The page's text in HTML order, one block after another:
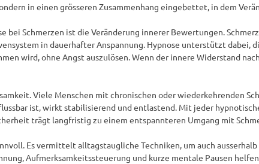
in einen grösseren Zusammenhang eingebettet, in dem
bei Schmerzen ist die Veränderung innerer Bewertungen.
in dauerhafter Anspannung. Hypnose unterstützt dabei,
wird, ohne Angst auszulösen. Wenn der innere Widerstand
Viele Menschen mit chronischen oder wiederkehrenden
ist, wirkt stabilisierend und entlastend. Mit jeder
trägt langfristig zu einem entspannteren Umgang mit
Es vermittelt alltagstaugliche Techniken, um auch
Aufmerksamkeitssteuerung und kurze mentale Pausen